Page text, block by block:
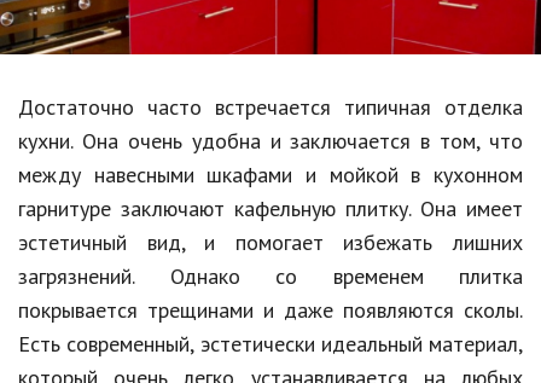
Культура
Спорт
Знаменитости
Статьи
Обзоры
Рецепты
Достаточно часто встречается типичная отделка
кухни. Она очень удобна и заключается в том, что
между навесными шкафами и мойкой в кухонном
гарнитуре заключают кафельную плитку. Она имеет
эстетичный вид, и помогает избежать лишних
загрязнений. Однако со временем плитка
покрывается трещинами и даже появляются сколы.
Есть современный, эстетически идеальный материал,